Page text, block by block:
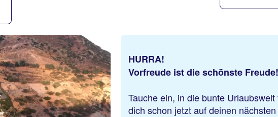
HURRA!
Vorfreude ist die schönste Freude!
Tauche ein, in die bunte
dich schon jetzt auf deinen